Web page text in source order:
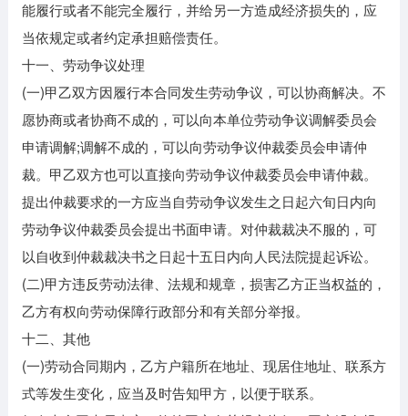
能履行或者不能完全履行，并给另一方造成经济损失的，应
当依规定或者约定承担赔偿责任。
十一、劳动争议处理
(一)甲乙双方因履行本合同发生劳动争议，可以协商解决。不
愿协商或者协商不成的，可以向本单位劳动争议调解委员会
申请调解;调解不成的，可以向劳动争议仲裁委员会申请仲
裁。甲乙双方也可以直接向劳动争议仲裁委员会申请仲裁。
提出仲裁要求的一方应当自劳动争议发生之日起六旬日内向
劳动争议仲裁委员会提出书面申请。对仲裁裁决不服的，可
以自收到仲裁裁决书之日起十五日内向人民法院提起诉讼。
(二)甲方违反劳动法律、法规和规章，损害乙方正当权益的，
乙方有权向劳动保障行政部分和有关部分举报。
十二、其他
(一)劳动合同期内，乙方户籍所在地址、现居住地址、联系方
式等发生变化，应当及时告知甲方，以便于联系。